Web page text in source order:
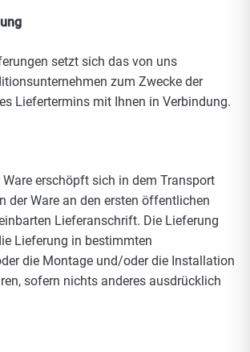
setzt sich das von uns
zum Zwecke der
Liefertermins mit Ihnen in Verbindung.
Ware erschöpft sich in dem Transport
der Ware an den ersten öffentlichen
Lieferanschrift. Die Lieferung
Lieferung in bestimmten
die Montage und/oder die Installation
sofern nichts anderes ausdrücklich